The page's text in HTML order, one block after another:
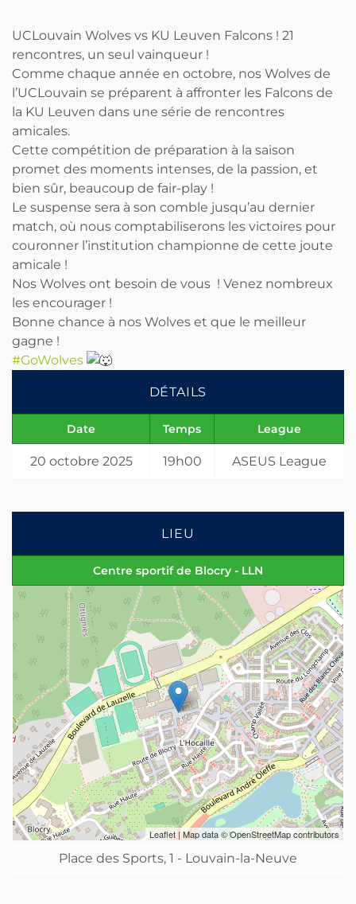
UCLouvain Wolves vs KU Leuven Falcons ! 21
rencontres, un seul vainqueur !
Comme chaque année en octobre, nos Wolves de
l’UCLouvain se préparent à affronter les Falcons de
la KU Leuven dans une série de rencontres
amicales.
Cette compétition de préparation à la saison
promet des moments intenses, de la passion, et
bien sûr, beaucoup de fair-play !
Le suspense sera à son comble jusqu’au dernier
match, où nous comptabiliserons les victoires pour
couronner l’institution championne de cette joute
amicale !
Nos Wolves ont besoin de vous ! Venez nombreux
les encourager !
Bonne chance à nos Wolves et que le meilleur
gagne !
#GoWolves
DÉTAILS
Date Temps League
20 octobre 2025 19h00 ASEUS League
LIEU
Centre sportif de Blocry - LLN
Leaflet| Map data ©OpenStreetMapcontributors
Place des Sports, 1 - Louvain-la-Neuve